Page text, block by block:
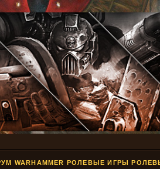
WARHAMMER РОЛЕВЫЕ ИГРЫ